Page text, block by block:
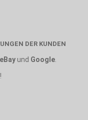
DER KUNDEN
eBayund Google